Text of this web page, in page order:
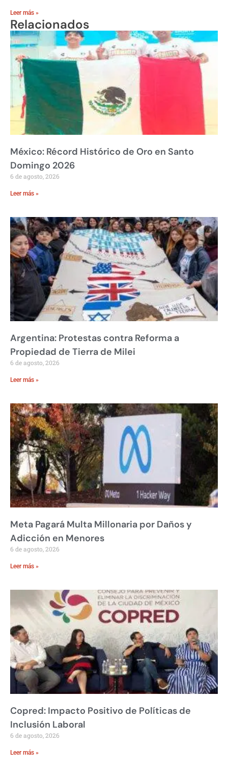
Leer más »
Relacionados
México: Récord Histórico de Oro en Santo
Domingo 2026
6 de agosto, 2026
Leer más »
Argentina: Protestas contra Reforma a
Propiedad de Tierra de Milei
6 de agosto, 2026
Leer más »
Meta Pagará Multa Millonaria por Daños y
Adicción en Menores
6 de agosto, 2026
Leer más »
Copred: Impacto Positivo de Políticas de
Inclusión Laboral
6 de agosto, 2026
Leer más »